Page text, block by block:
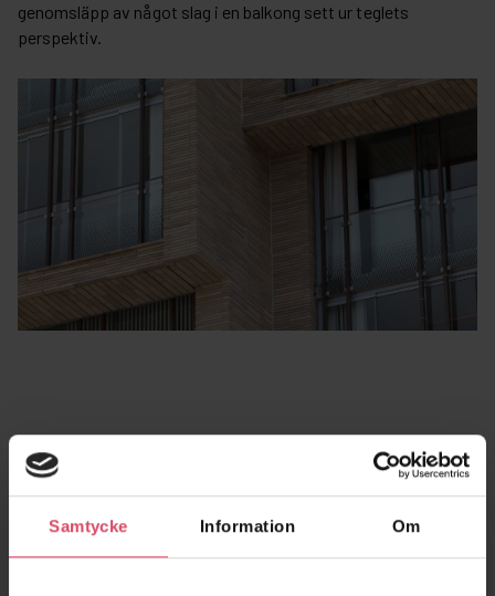
Samtycke Information Om
genomsläpp av något slag i en balkong sett ur teglets
perspektiv.
Fristående murar
Fristående murar bör utföras i minst en sten djup (228 mm vid